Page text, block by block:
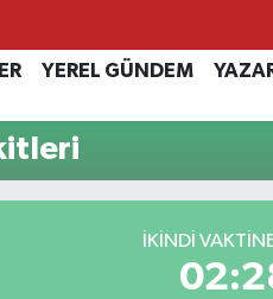
YEREL GÜNDEM
İKINDI